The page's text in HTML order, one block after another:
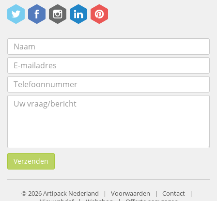
Verzenden
© 2026 Artipack Nederland | Voorwaarden | Contact |